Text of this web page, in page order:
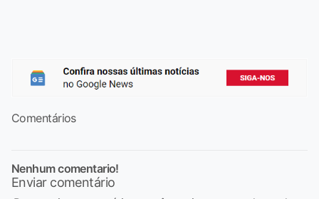
Comentários
Nenhum comentario!
Enviar comentário